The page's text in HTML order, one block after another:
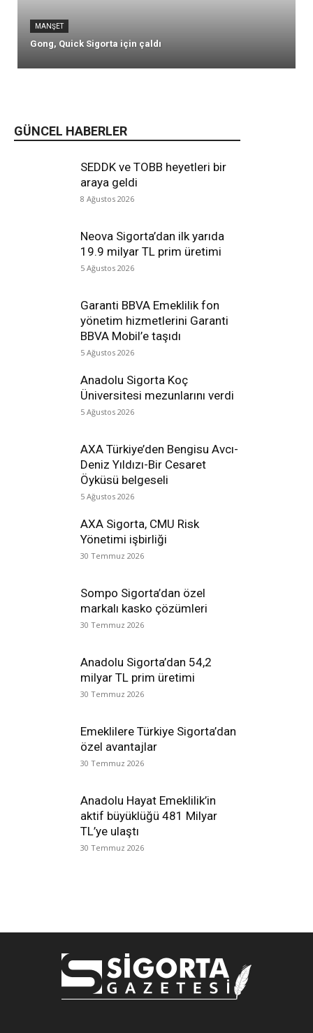
GÜNCEL HABERLER
SEDDK ve TOBB heyetleri bir
araya geldi
8 Ağustos 2026
Neova Sigorta’dan ilk yarıda
19.9 milyar TL prim üretimi
5 Ağustos 2026
Garanti BBVA Emeklilik fon
yönetim hizmetlerini Garanti
BBVA Mobil’e taşıdı
5 Ağustos 2026
Anadolu Sigorta Koç
Üniversitesi mezunlarını verdi
5 Ağustos 2026
AXA Türkiye’den Bengisu Avcı-
Deniz Yıldızı-Bir Cesaret
Öyküsü belgeseli
5 Ağustos 2026
AXA Sigorta, CMU Risk
Yönetimi işbirliği
30 Temmuz 2026
Sompo Sigorta’dan özel
markalı kasko çözümleri
30 Temmuz 2026
Anadolu Sigorta’dan 54,2
milyar TL prim üretimi
30 Temmuz 2026
Emeklilere Türkiye Sigorta’dan
özel avantajlar
30 Temmuz 2026
Anadolu Hayat Emeklilik’in
aktif büyüklüğü 481 Milyar
TL’ye ulaştı
30 Temmuz 2026
MANŞET
Gong, Quick Sigorta için çaldı